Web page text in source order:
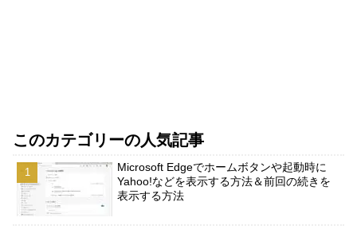
このカテゴリーの人気記事
Microsoft Edgeでホームボタンや起動時に
Yahoo!などを表示する方法＆前回の続きを
表示する方法